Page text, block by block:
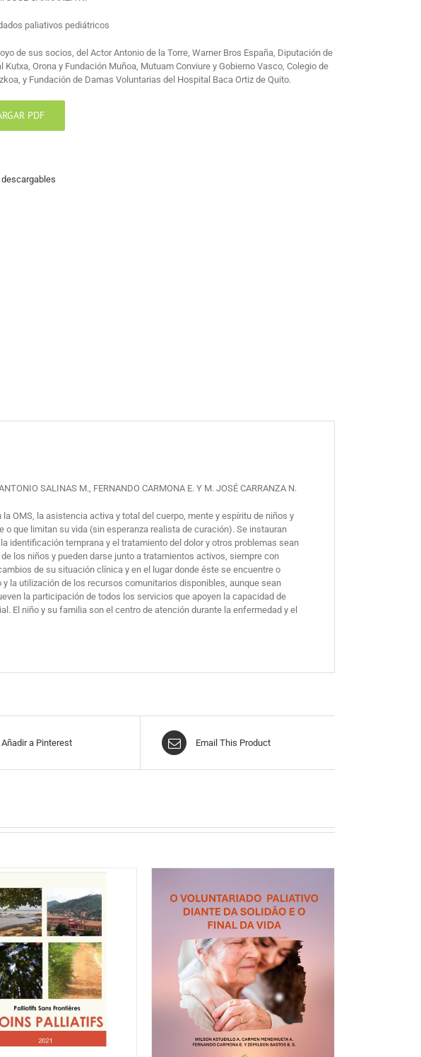
paliativos pediátricos
de sus socios, del Actor Antonio de la Torre, Warner Bros España, Diputación de
Kutxa, Orona y Fundación Muñoa, Mutuam Conviure y Gobierno Vasco, Colegio de
y Fundación de Damas Voluntarias del Hospital Baca Ortiz de Quito.
PDF
SALINAS M., FERNANDO CARMONA E. Y M. JOSÉ CARRANZA N.
OMS, la asistencia activa y total del cuerpo, mente y espíritu de niños y
que limitan su vida (sin esperanza realista de curación). Se instauran
identificación temprana y el tratamiento del dolor y otros problemas sean
los niños y pueden darse junto a tratamientos activos, siempre con
de su situación clínica y en el lugar donde éste se encuentre o
la utilización de los recursos comunitarios disponibles, aunque sean
la participación de todos los servicios que apoyen la capacidad de
El niño y su familia son el centro de atención durante la enfermedad y el
Añadir a Pinterest Email This Product